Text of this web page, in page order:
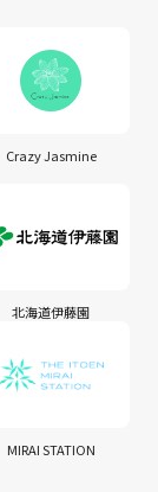
Crazy Jasmine
北海道伊藤園
MIRAI STATION